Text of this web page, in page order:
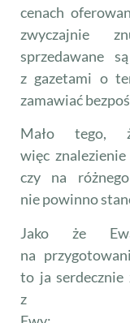
cenach
zwyczajnie
sprzedawane
z gazetami o
zamawiać
Mało tego,
więc
czy na
nie powinno
Jako że
na
to ja serdecznie
z